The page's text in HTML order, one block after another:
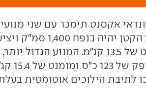
אקסנט תימכר עם שני מנועי
לבחירה. המנוע הקטן יהיה
סמ"ק, יציע